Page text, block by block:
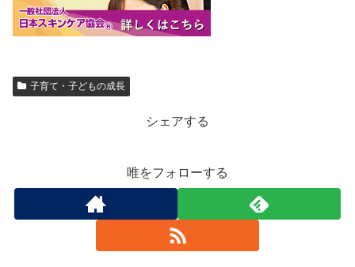
子育て・子どもの成長
シェアする
唯をフォローする